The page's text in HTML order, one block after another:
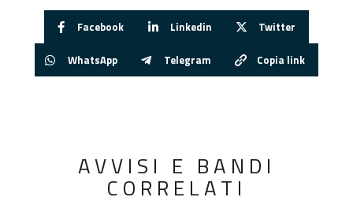
Facebook Linkedin Twitter
WhatsApp Telegram Copia link
AVVISI E BANDI
CORRELATI